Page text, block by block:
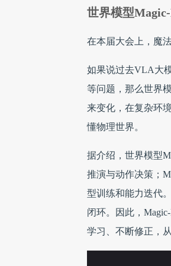
世界模型
在本届大会上，魔
如果说过去VLA大
等问题，那么世界
来变化，在复杂环
懂物理世界。
据介绍，世界模型
推演与动作决策；
型训练和能力迭代
闭环。因此，
学习、不断修正，